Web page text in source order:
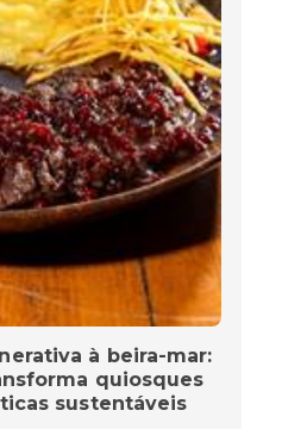
à beira-mar:
quiosques
sustentáveis